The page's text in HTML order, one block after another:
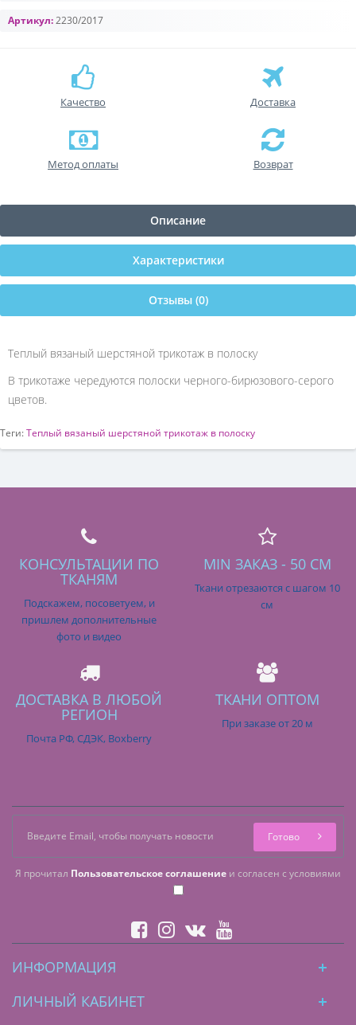
Артикул:2230/2017
Качество Доставка
Метод оплаты Возврат
Описание
Характеристики
Отзывы (0)
Теплый вязаный шерстяной трикотаж в полоску
В трикотаже чередуются полоски черного-бирюзового-серого
цветов.
Теги:Теплый вязаный шерстяной трикотаж в полоску
КОНСУЛЬТАЦИИ ПО
ТКАНЯМ
Подскажем, посоветуем, и
пришлем дополнительные
фото и видео
MIN ЗАКАЗ - 50 СМ
Ткани отрезаются с шагом 10
см
ДОСТАВКА В ЛЮБОЙ
РЕГИОН
Почта РФ, СДЭК, Boxberry
ТКАНИ ОПТОМ
При заказе от 20 м
Я прочитал Пользовательское соглашение и согласен с условиями
Готово
ИНФОРМАЦИЯ
ЛИЧНЫЙ КАБИНЕТ